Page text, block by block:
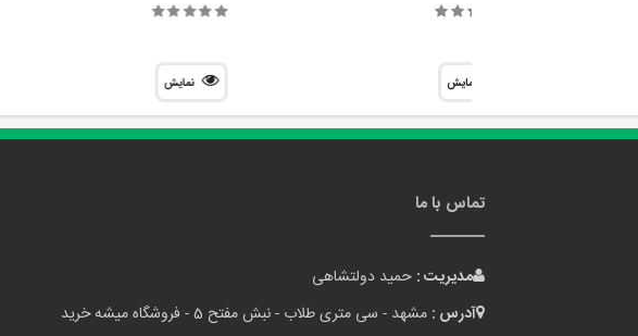
نمایش نمایش
تماس با ما
مدیریت : حمید دولتشاهی
آدرس : مشهد - سی متری طلاب - نبش مفتح 5 - فروشگاه میشه خرید